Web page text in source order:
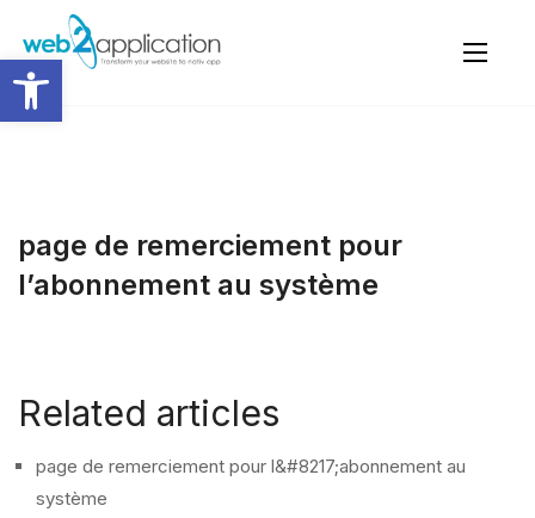
page de remerciement pour
l’abonnement au système
Related articles
page de remerciement pour l&#8217;abonnement au
système
Open toolbar